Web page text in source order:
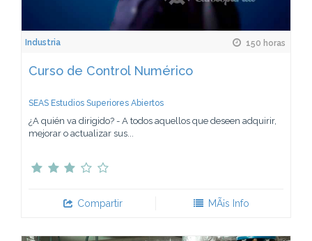
Industria 150 horas
Curso de Control Numérico
SEAS Estudios Superiores Abiertos
¿A quién va dirigido? - A todos aquellos que deseen adquirir,
mejorar o actualizar sus...
Compartir MÃ¡s Info